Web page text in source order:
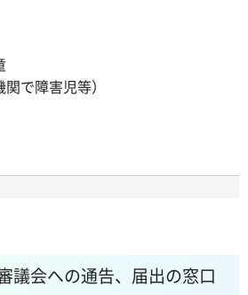
で障害児等）
議会への通告、届出の窓口